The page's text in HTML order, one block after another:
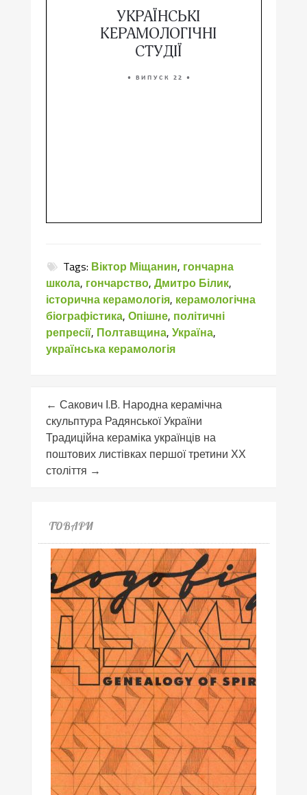
Tags: Віктор Міщанин, гончарна
школа, гончарство,Дмитро Білик,
історична керамологія, керамологічна
біографістика,Опішне, політичні
репресії, Полтавщина,Україна,
українська керамологія
← Сакович І.В. Народна керамічна
скульптура Радянської України
Традиційна кераміка українців на
поштових листівках першої третини ХХ
століття →
ТОВАРИ